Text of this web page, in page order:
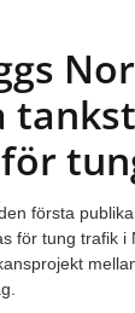
första
för tung trafik i